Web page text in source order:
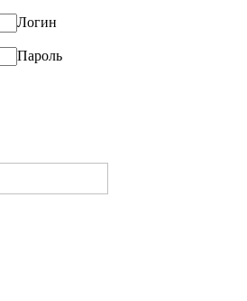
Логин
Пароль